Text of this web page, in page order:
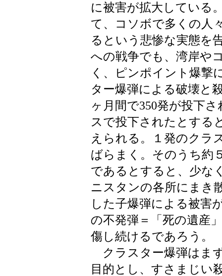
に被害が拡大している
て、コソボで多くの人
るという悲惨な実態を
への戦争でも、湾岸や
く、ピンポイント爆撃
ター爆弾による破壊と
ヶ月間で350発が投下
スで投下されたとする
えられる。１発のクラ
ばらまく。そのうち約
であるとすると、少な
ニスタンの各所にまき
した子爆弾による被害
の不発弾＝「死の遺産
傷し続けるであろう。
クラスター爆弾はま
目的とし、すさまじい